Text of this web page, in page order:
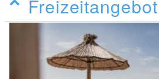
Freizeitangebot